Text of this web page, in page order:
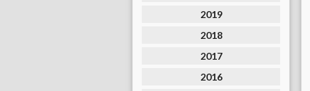
2019
2018
2017
2016